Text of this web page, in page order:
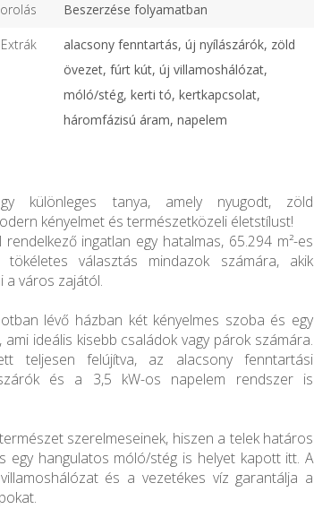
Beszerzése folyamatban
Extrák
alacsony fenntartás, új nyílászárók, zöld
övezet, fúrt kút, új villamoshálózat,
móló/stég, kerti tó, kertkapcsolat,
háromfázisú áram, napelem
különleges tanya, amely nyugodt, zöld
kényelmet és természetközeli életstílust!
ingatlan egy hatalmas, 65.294 m²-es
tökéletes választás mindazok számára, akik
a város zajától.
lévő házban két kényelmes szoba és egy
ideális kisebb családok vagy párok számára.
teljesen felújítva, az alacsony fenntartási
és a 3,5 kW-os napelem rendszer is
szerelmeseinek, hiszen a telek határos
egy hangulatos móló/stég is helyet kapott itt. A
és a vezetékes víz garantálja a